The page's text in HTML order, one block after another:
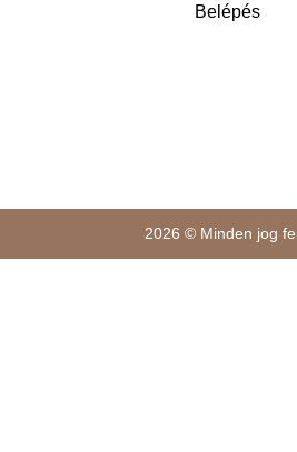
Belépés
2026 © Minden jog